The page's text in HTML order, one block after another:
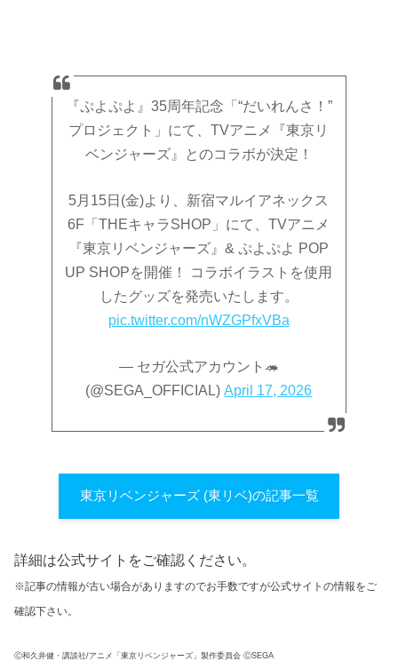
『ぷよぷよ』35周年記念「“だいれんさ！”
プロジェクト」にて、TVアニメ『東京リ
ベンジャーズ』とのコラボが決定！
5月15日(金)より、新宿マルイアネックス
6F「THEキャラSHOP」にて、TVアニメ
『東京リベンジャーズ』& ぷよぷよ POP
UP SHOPを開催！ コラボイラストを使用
したグッズを発売いたします。
pic.twitter.com/nWZGPfxVBa
— セガ公式アカウント🦔
(@SEGA_OFFICIAL)April 17, 2026
東京リベンジャーズ (東リベ)の記事一覧
詳細は公式サイトをご確認ください。
※記事の情報が古い場合がありますのでお手数ですが公式サイトの情報をご
確認下さい。
Ⓒ和久井健・講談社/アニメ「東京リベンジャーズ」製作委員会 ⒸSEGA